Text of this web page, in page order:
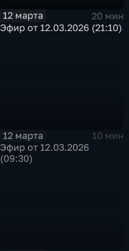
12 марта
20 мин
Эфир от 12.03.2026 (21:10)
12 марта
10 мин
Эфир от 12.03.2026
(09:30)